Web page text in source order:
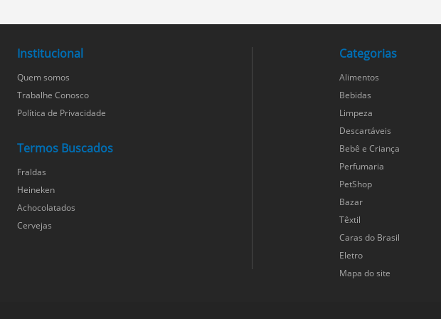
Institucional
Quem somos
Trabalhe Conosco
Política de Privacidade
Termos Buscados
Fraldas
Heineken
Achocolatados
Cervejas
Categorias
Alimentos
Bebidas
Limpeza
Descartáveis
Bebê e Criança
Perfumaria
PetShop
Bazar
Têxtil
Caras do Brasil
Eletro
Mapa do site